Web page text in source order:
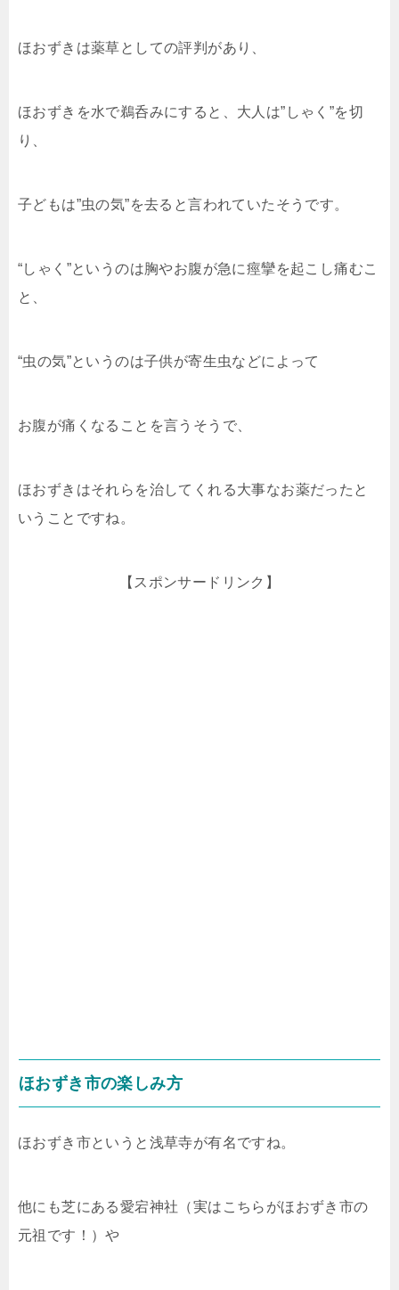
ほおずきは薬草としての評判があり、
ほおずきを水で鵜呑みにすると、大人は”しゃく”を切
り、
子どもは”虫の気”を去ると言われていたそうです。
“しゃく”というのは胸やお腹が急に痙攣を起こし痛むこ
と、
“虫の気”というのは子供が寄生虫などによって
お腹が痛くなることを言うそうで、
ほおずきはそれらを治してくれる大事なお薬だったと
いうことですね。
【スポンサードリンク】
ほおずき市の楽しみ方
ほおずき市というと浅草寺が有名ですね。
他にも芝にある愛宕神社（実はこちらがほおずき市の
元祖です！）や